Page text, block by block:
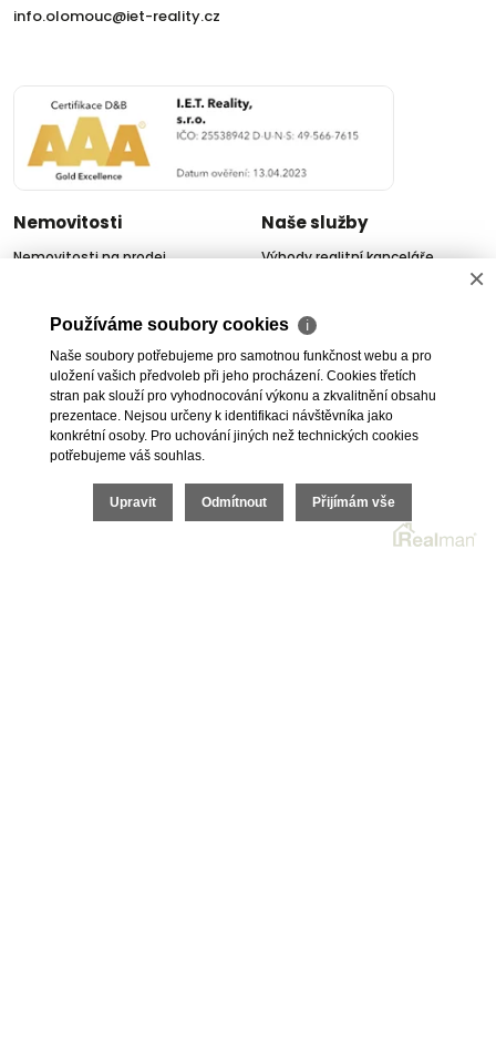
info.olomouc@iet-reality.cz
Nemovitosti
Nemovitosti na prodej
Rodinné domy na prodej
Skladové prostory
Kanceláře
Obchody
Naše služby
Výhody realitní kanceláře
Dražby
Geodetické práce
Úschovy kupních cen
Právní servis
Služby developerům
×
Používáme soubory cookies ℹ
Naše soubory potřebujeme pro samotnou funkčnost webu a pro
uložení vašich předvoleb při jeho procházení. Cookies třetích
stran pak slouží pro vyhodnocování výkonu a zkvalitnění obsahu
prezentace. Nejsou určeny k identifikaci návštěvníka jako
konkrétní osoby. Pro uchování jiných než technických cookies
potřebujeme váš souhlas.
Upravit Odmítnout Přijímám vše